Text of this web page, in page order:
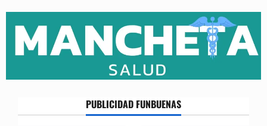
content
PUBLICIDAD FUNBUENAS